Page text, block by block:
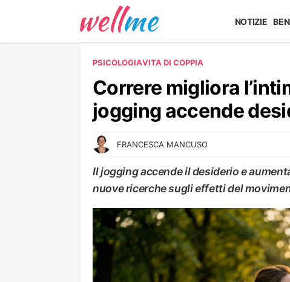
NOTIZIE
PSICOLOGIAVITA DI COPPIA
Correre migliora
jogging accende
FRANCESCA MANCUSO
Il jogging accende il desiderio e
nuove ricerche sugli effetti del
VITA DI COPPIA